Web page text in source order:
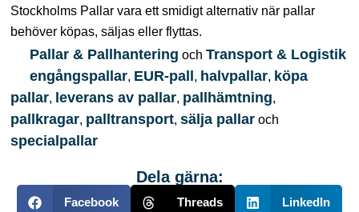
Stockholms Pallar vara ett smidigt alternativ när pallar
behöver köpas, säljas eller flyttas.
Pallar & Pallhantering ochTransport & Logistik
engångspallar, EUR-pall, halvpallar, köpa
pallar, leverans av pallar, pallhämtning,
pallkragar, palltransport,sälja pallar och
specialpallar
Dela gärna:
Facebook Threads LinkedIn